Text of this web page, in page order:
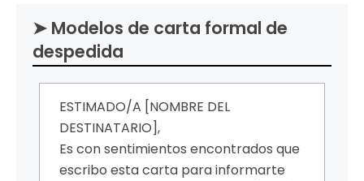
➤ Modelos de carta formal de
despedida
ESTIMADO/A [NOMBRE DEL
DESTINATARIO],
Es con sentimientos encontrados que
escribo esta carta para informarte